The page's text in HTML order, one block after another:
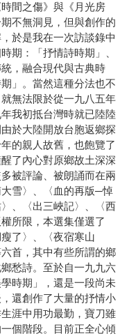
間之傷》與《月光房
不無洞見，但與創作的
於是我在一次訪談錄中
期：「抒情詩時期」、
，融合現代與古典時
」。當然這種分法也不
無法限於從一九八五年
我初抵台灣時就已陸陸
於大陸開放台胞返鄉探
的親人故舊，也飽覽了
了內心對原鄉故土深深
被評論、被朗誦而在兩
雪〉、〈血的再版─悼
、〈出三峽記〉、〈西
所限，本選集僅選了
了〉、〈夜宿寒山
首，其中有些所謂的鄉
愁詩。至於自一九九六
時期」，還是一段尚未
還創作了大量的抒情小
涯中用功最勤，寶刀雖
個階段。目前正全心傾